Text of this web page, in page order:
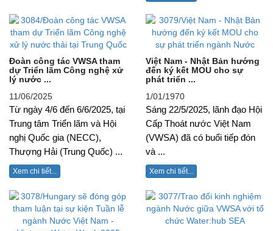
Đoàn công tác VWSA tham
dự Triển lãm Công nghệ xử
lý nước ...
11/06/2025
Từ ngày 4/6 đến 6/6/2025, tại
Trung tâm Triển lãm và Hội
nghị Quốc gia (NECC),
Thượng Hải (Trung Quốc) ...
Xem chi tiết...
Việt Nam - Nhật Bản hướng
đến ký kết MOU cho sự
phát triển ...
1/01/1970
Sáng 22/5/2025, lãnh đạo Hội
Cấp Thoát nước Việt Nam
(VWSA) đã có buổi tiếp đón
và ...
Xem chi tiết...